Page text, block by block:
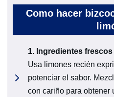
Como hacer
1. Ingredientes
Usa limones recién
potenciar el sabor.
con cariño para obtener